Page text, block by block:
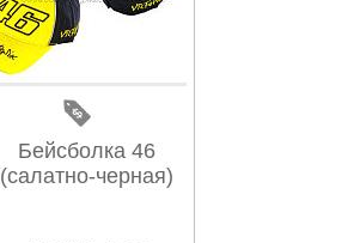
Бейсболка 46
(салатно-черная)